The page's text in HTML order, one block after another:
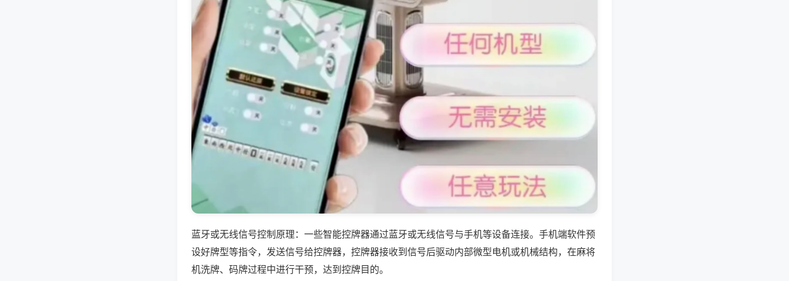
蓝牙或无线信号控制原理：一些智能控牌器通过蓝牙或无线信号与手机等设备连接。手机端软件预
设好牌型等指令，发送信号给控牌器，控牌器接收到信号后驱动内部微型电机或机械结构，在麻将
机洗牌、码牌过程中进行干预，达到控牌目的。